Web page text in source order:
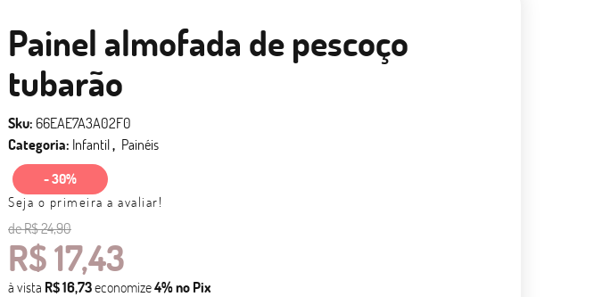
Painel almofada de pescoço
tubarão
Sku: 66EAE7A3A02F0
Categoria: Infantil Painéis
- 30%
Seja o primeira a avaliar!
deR$ 24,90
R$ 17,43
à vista R$ 16,73economize4%no Pix